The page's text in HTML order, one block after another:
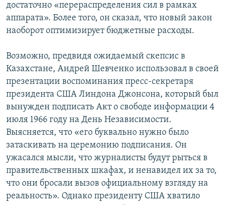
достаточно «перераспределения сил в рамках
аппарата». Более того, он сказал, что новый закон
наоборот оптимизирует бюджетные расходы.
Возможно, предвидя ожидаемый скепсис в
Казахстане, Андрей Шевченко использовал в своей
презентации воспоминания пресс-секретаря
президента США Линдона Джонсона, который был
вынужден подписать Акт о свободе информации 4
июля 1966 году на День Независимости.
Выясняется, что «его буквально нужно было
затаскивать на церемонию подписания. Он
ужасался мысли, что журналисты будут рыться в
правительственных шкафах, и ненавидел их за то,
что они бросали вызов официальному взгляду на
реальность». Однако президенту США хватило